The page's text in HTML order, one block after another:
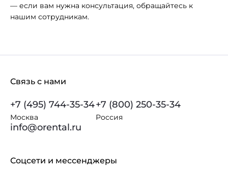
— если вам нужна консультация, обращайтесь к
нашим сотрудникам.
Связь с нами
+7 (495) 744-35-34
Москва
+7 (800) 250-35-34
Россия
info@orental.ru
Соцсети и мессенджеры